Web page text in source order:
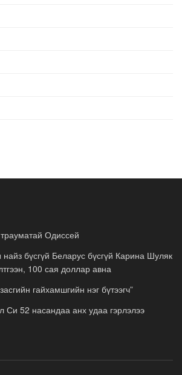
Одиссей
бүсгүй Беларус бүсгүй Карина Шуляк
100 сая доллар авна
гайхамшгийн нэг бүтээгч”
Си 52 насандаа анх удаа гэрлэлээ